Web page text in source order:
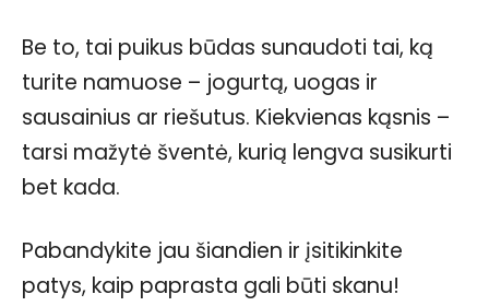
Be to, tai puikus būdas sunaudoti tai, ką
turite namuose – jogurtą, uogas ir
sausainius ar riešutus. Kiekvienas kąsnis –
tarsi mažytė šventė, kurią lengva susikurti
bet kada.
Pabandykite jau šiandien ir įsitikinkite
patys, kaip paprasta gali būti skanu!